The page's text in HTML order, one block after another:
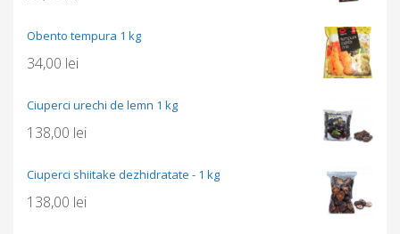
Obento tempura 1 kg
34,00 lei
Ciuperci urechi de lemn 1 kg
138,00 lei
Ciuperci shiitake dezhidratate - 1 kg
138,00 lei